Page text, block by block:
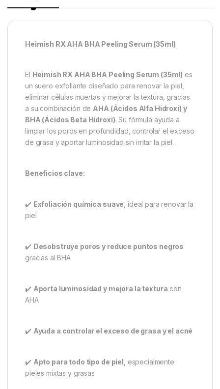
Heimish RX AHA BHA Peeling Serum (35ml)
El Heimish RX AHA BHA Peeling Serum (35ml) es
un suero exfoliante diseñado para renovar la piel,
eliminar células muertas y mejorar la textura, gracias
a su combinación de AHA (Ácidos Alfa Hidroxi) y
BHA (Ácidos Beta Hidroxi). Su fórmula ayuda a
limpiar los poros en profundidad, controlar el exceso
de grasa y aportar luminosidad sin irritar la piel.
Beneficios clave:
✔️ Exfoliación química suave, ideal para renovar la
piel
✔️ Desobstruye poros y reduce puntos negros
gracias al BHA
✔️ Aporta luminosidad y mejora la textura con
AHA
✔️ Ayuda a controlar el exceso de grasa y el acné
✔️ Apto para todo tipo de piel , especialmente
pieles mixtas y grasas